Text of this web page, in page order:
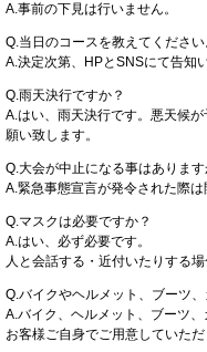
A.事前の下見は行いません。
Q.当日のコースを教えてください
A.決定次第、HPとSNSにて告知
Q.雨天決行ですか？
A.はい、雨天決行です。悪天候
願い致します。
Q.大会が中止になる事はあります
A.緊急事態宣言が発令された際は
Q.マスクは必要ですか？
A.はい、必ず必要です。
人と会話する・近付いたりする場
Q.バイクやヘルメット、ブーツ
A.バイク、ヘルメット、ブーツ
お客様ご自身でご用意していた